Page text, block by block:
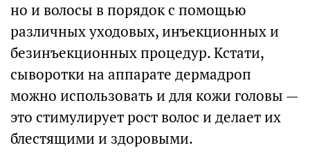
но и волосы в порядок с помощью
различных уходовых, инъекционных и
безинъекционных процедур. Кстати,
сыворотки на аппарате дермадроп
можно использовать и для кожи головы —
это стимулирует рост волос и делает их
блестящими и здоровыми.